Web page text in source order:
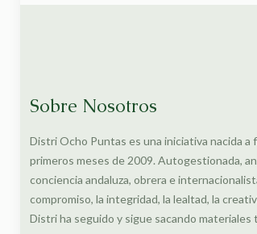
Sobre Nosotros
Distri Ocho Puntas es una iniciativa nacida a
primeros meses de 2009. Autogestionada,
conciencia andaluza, obrera e
compromiso, la integridad, la lealtad, la
Distri ha seguido y sigue sacando